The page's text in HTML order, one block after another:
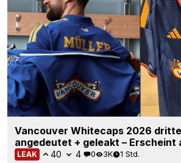
Vancouver Whitecaps 2026
angedeutet + geleakt – Erscheint
LEAK 40 4 0 3K 1 Std.